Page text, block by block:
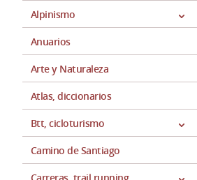
Alpinismo
Anuarios
Arte y Naturaleza
Atlas, diccionarios
Btt, cicloturismo
Camino de Santiago